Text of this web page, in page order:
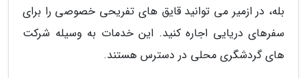
بله، در ازمیر می توانید قایق های تفریحی خصوصی را برای
سفرهای دریایی اجاره کنید. این خدمات به وسیله شرکت
های گردشگری محلی در دسترس هستند.